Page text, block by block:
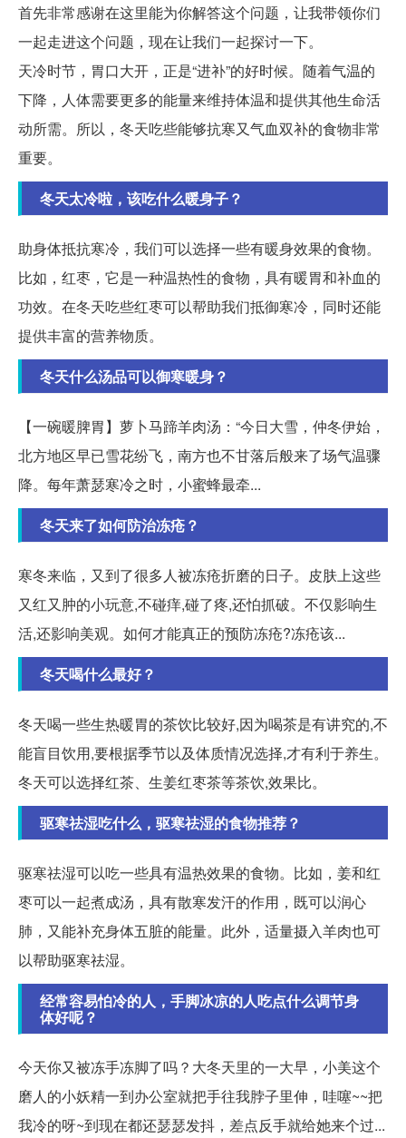
首先非常感谢在这里能为你解答这个问题，让我带领你们
一起走进这个问题，现在让我们一起探讨一下。
天冷时节，胃口大开，正是“进补”的好时候。随着气温的
下降，人体需要更多的能量来维持体温和提供其他生命活
动所需。所以，冬天吃些能够抗寒又气血双补的食物非常
重要。
冬天太冷啦，该吃什么暖身子？
助身体抵抗寒冷，我们可以选择一些有暖身效果的食物。
比如，红枣，它是一种温热性的食物，具有暖胃和补血的
功效。在冬天吃些红枣可以帮助我们抵御寒冷，同时还能
提供丰富的营养物质。
冬天什么汤品可以御寒暖身？
【一碗暖脾胃】萝卜马蹄羊肉汤：“今日大雪，仲冬伊始，
北方地区早已雪花纷飞，南方也不甘落后般来了场气温骤
降。每年萧瑟寒冷之时，小蜜蜂最牵...
冬天来了如何防治冻疮？
寒冬来临，又到了很多人被冻疮折磨的日子。皮肤上这些
又红又肿的小玩意,不碰痒,碰了疼,还怕抓破。不仅影响生
活,还影响美观。如何才能真正的预防冻疮?冻疮该...
冬天喝什么最好？
冬天喝一些生热暖胃的茶饮比较好,因为喝茶是有讲究的,不
能盲目饮用,要根据季节以及体质情况选择,才有利于养生。
冬天可以选择红茶、生姜红枣茶等茶饮,效果比。
驱寒祛湿吃什么，驱寒祛湿的食物推荐？
驱寒祛湿可以吃一些具有温热效果的食物。比如，姜和红
枣可以一起煮成汤，具有散寒发汗的作用，既可以润心
肺，又能补充身体五脏的能量。此外，适量摄入羊肉也可
以帮助驱寒祛湿。
经常容易怕冷的人，手脚冰凉的人吃点什么调节身
体好呢？
今天你又被冻手冻脚了吗？大冬天里的一大早，小美这个
磨人的小妖精一到办公室就把手往我脖子里伸，哇噻~~把
我冷的呀~到现在都还瑟瑟发抖，差点反手就给她来个过...